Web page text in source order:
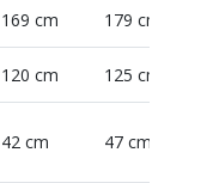
169 cm 179 cm
120 cm 125 cm
42 cm 47 cm